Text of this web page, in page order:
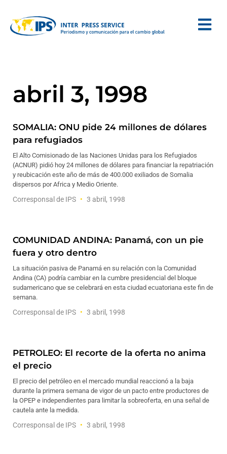
abril 3, 1998
SOMALIA: ONU pide 24 millones de dólares
para refugiados
El Alto Comisionado de las Naciones Unidas para los Refugiados
(ACNUR) pidió hoy 24 millones de dólares para financiar la repatriación
y reubicación este año de más de 400.000 exiliados de Somalia
dispersos por Africa y Medio Oriente.
Corresponsal de IPS 3 abril, 1998
COMUNIDAD ANDINA: Panamá, con un pie
fuera y otro dentro
La situación pasiva de Panamá en su relación con la Comunidad
Andina (CA) podría cambiar en la cumbre presidencial del bloque
sudamericano que se celebrará en esta ciudad ecuatoriana este fin de
semana.
Corresponsal de IPS 3 abril, 1998
PETROLEO: El recorte de la oferta no anima
el precio
El precio del petróleo en el mercado mundial reaccionó a la baja
durante la primera semana de vigor de un pacto entre productores de
la OPEP e independientes para limitar la sobreoferta, en una señal de
cautela ante la medida.
Corresponsal de IPS 3 abril, 1998